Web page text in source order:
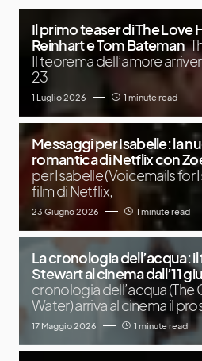
Il primo teaser di The Love
Reinhart e Tom Bateman
Il teorema dell’amore
23
1 Luglio 2026 1 minute read
Messaggi per Isabelle: la
romantica di Netflix con
per Isabelle (Voicemails for
film di Netflix,
23 Giugno 2026 1 minute read
La cronologia dell’acqua:
Stewart al cinema dall’11
cronologia dell’acqua
Water) arriva al cinema il
17 Maggio 2026 1 minute read